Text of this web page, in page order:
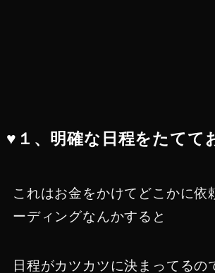
♥１、明確な日程をたてて
これはお金をかけてどこかに依
ーディングなんかすると
日程がカツカツに決まってるの